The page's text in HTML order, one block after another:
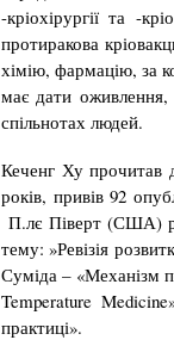
-кріохірургії та -
протиракова
хімію, фармацію, за
має дати оживлення,
спільнотах людей.
Кеченг Ху прочитав
років, привів 92
П.лє Піверт (США)
тему: »Ревізія
Суміда – «Механізм
Temperature
практиці».